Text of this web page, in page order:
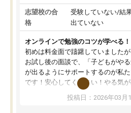
志望校の合
格
受験していない/結
出ていない
オンラインで勉強のコツが学べる！
初めは料金面で躊躇していましたが
お試し後の面談で、「子どもがや
が出るようにサポートするのが私
です！安心してください！やる気が
ないのは私たち講師の責任です」と
ってくださり、確かに！と考えて
投稿日：2026年03月